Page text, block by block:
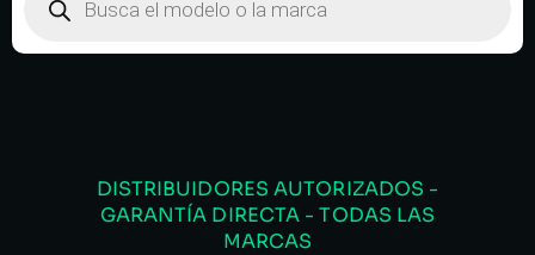
DISTRIBUIDORES AUTORIZADOS -
GARANTÍA DIRECTA - TODAS LAS
MARCAS